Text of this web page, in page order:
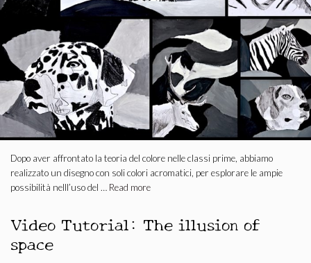
Dopo aver affrontato la teoria del colore nelle classi prime, abbiamo
realizzato un disegno con soli colori acromatici, per esplorare le ampie
possibilità nelll’uso del … Read more
Video Tutorial: The illusion of
space